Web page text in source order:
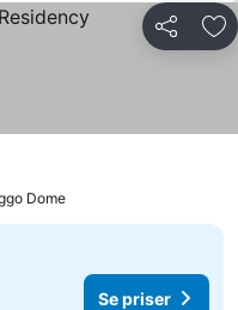
Del
Dome
Se priser